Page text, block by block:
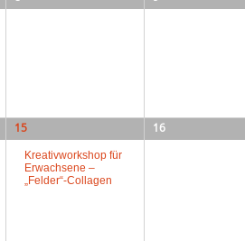
15
Kreativworkshop für
Erwachsene –
„Felder“-Collagen
16